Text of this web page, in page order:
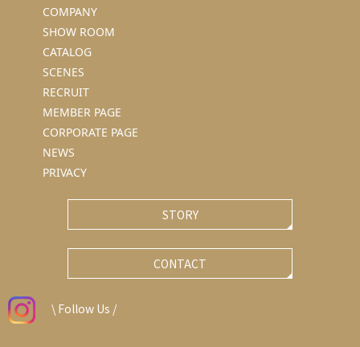
COMPANY
SHOW ROOM
CATALOG
SCENES
RECRUIT
MEMBER PAGE
CORPORATE PAGE
NEWS
PRIVACY
STORY
CONTACT
\ Follow Us /